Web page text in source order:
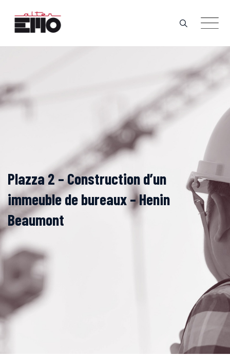
content
Plazza 2 – Construction d’un
immeuble de bureaux – Henin
Beaumont